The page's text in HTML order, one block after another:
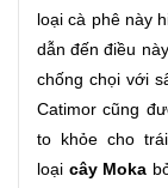
loại cà phê này
dẫn đến điều
chống chọi với
Catimor cũng
to khỏe cho
loại cây Moka